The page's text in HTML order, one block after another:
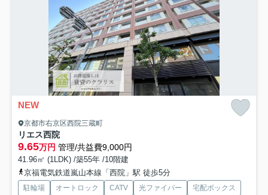
NEW
京都市右京区西院三蔵町
リエス西院
9.65万円 管理/共益費9,000円
41.96㎡ (1LDK) /築55年 /10階建
京福電気鉄道嵐山本線「西院」駅 徒歩5分
駐輪場 オートロック CATV 光ファイバー
宅配ボックス